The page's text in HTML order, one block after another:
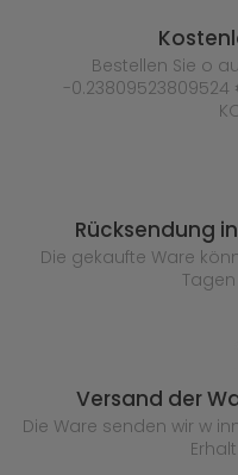
Bestellen Sie o
-
Rücksendung
Die gekaufte Ware
Versand der
Die Ware senden wir w